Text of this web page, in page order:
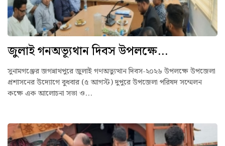
জুলাই গনঅভ্যূথান দিবস উপলক্ষে...
সুনামগঞ্জের জগন্নাথপুরে জুলাই গণঅভ্যুত্থান দিবস-২০২৬ উপলক্ষে উপজেলা
প্রশাসনের উদ্যোগে বুধবার (৫ আগস্ট) দুপুরে উপজেলা পরিষদ সম্মেলন
কক্ষে এক আলোচনা সভা ও...